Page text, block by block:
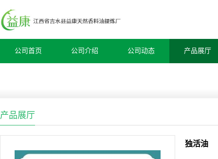
公司首页 公司介绍 公司动态 产品展厅
产品展厅
独活油